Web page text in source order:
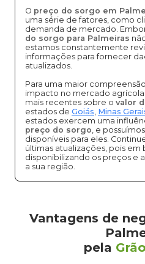
O preço do sorgo em
uma série de fatores, como
demanda de mercado.
do sorgo para Palmeiras
estamos constantemente
informações para fornecer
atualizados.
Para uma maior
impacto no mercado
mais recentes sobre o valor
estados de Goiás, Minas
estados exercem uma
preço do sorgo, e
disponíveis para eles.
últimas atualizações, pois
disponibilizando os preços e
a sua região.
Vantagens de
pela